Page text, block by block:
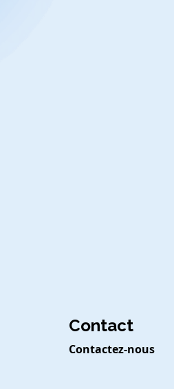
Contact
Contactez-nous